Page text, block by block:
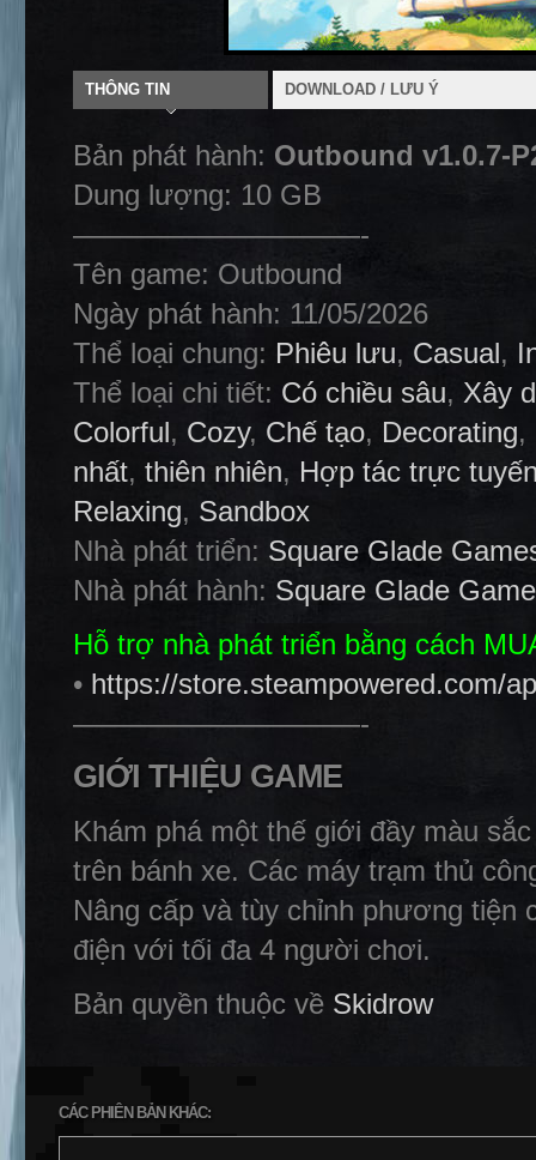
THÔNG TIN DOWNLOAD / LƯU Ý
Bản phát hành: Outbound v1.0.7-
Dung lượng: 10 GB
——————————-
Tên game: Outbound
Ngày phát hành: 11/05/2026
Thể loại chung: Phiêu lưu, Casual,
Thể loại chi tiết: Có chiều sâu, Xây
Colorful, Cozy, Chế tạo, Decorating,
nhất, thiên nhiên, Hợp tác trực
Relaxing, Sandbox
Nhà phát triển: Square Glade
Nhà phát hành: Square Glade
Hỗ trợ nhà phát triển bằng cách
• https://store.steampowered.com/
——————————-
GIỚI THIỆU GAME
Khám phá một thế giới đầy màu
trên bánh xe. Các máy trạm thủ
Nâng cấp và tùy chỉnh phương tiện
điện với tối đa 4 người chơi.
Bản quyền thuộc về Skidrow
CÁC PHIÊN BẢN KHÁC: